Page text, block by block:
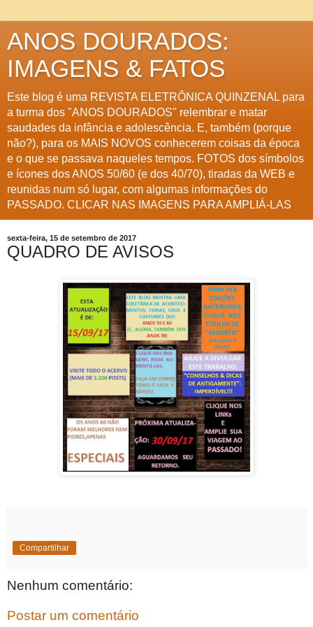
ANOS DOURADOS:
IMAGENS & FATOS
Este blog é uma REVISTA ELETRÔNICA QUINZENAL para
a turma dos "ANOS DOURADOS" relembrar e matar
saudades da infância e adolescência. E, também (porque
não?), para os MAIS NOVOS conhecerem coisas da época
e o que se passava naqueles tempos. FOTOS dos símbolos
e ícones dos ANOS 50/60 (e dos 40/70), tiradas da WEB e
reunidas num só lugar, com algumas informações do
PASSADO. CLICAR NAS IMAGENS PARA AMPLIÁ-LAS
sexta-feira, 15 de setembro de 2017
QUADRO DE AVISOS
Compartilhar
Nenhum comentário:
Postar um comentário